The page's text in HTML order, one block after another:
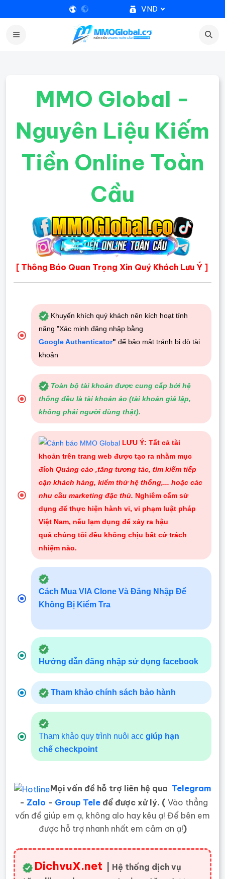
VND
MMO Global -
Nguyên Liệu Kiếm
Tiền Online Toàn
Cầu
[ Thông Báo Quan Trọng Xin Quý Khách Lưu Ý ]
Khuyến khích quý khách nên kích hoạt tính
năng "Xác minh đăng nhập bằng
Google Authenticator" để bảo mật tránh bị dò tài
khoản
Toàn bộ tài khoản được cung cấp bởi hệ
thống đều là tài khoản ảo (tài khoản giả lập,
không phải người dùng thật).
LƯU Ý: Tất cả tài
khoản trên trang web được tạo ra nhằm mục
đích Quảng cáo ,tăng tương tác, tìm kiếm tiếp
cận khách hàng, kiểm thử hệ thống,... hoặc các
nhu cầu marketing đặc thù. Nghiêm cấm sử
dụng để thực hiện hành vi, vi phạm luật pháp
Việt Nam, nếu lạm dụng để xảy ra hậu
quả chúng tôi đều không chịu bất cứ trách
nhiệm nào.
Cách Mua VIA Clone Và Đăng Nhập Để
Không Bị Kiểm Tra
Hướng dẫn đăng nhập sử dụng facebook
Tham khảo chính sách bảo hành
Tham khảo quy trình nuôi acc giúp hạn
chế checkpoint
Mọi vấn đề hỗ trợ liên hệ qua Telegram
- Zalo - Group Teleđể được xử lý. ( Vào thẳng
vấn đề giúp em ạ, không alo hay kêu ạ! Để bên em
được hỗ trợ nhanh nhất em cảm ơn ạ!)
DichvuX.net | Hệ thống dịch vụ